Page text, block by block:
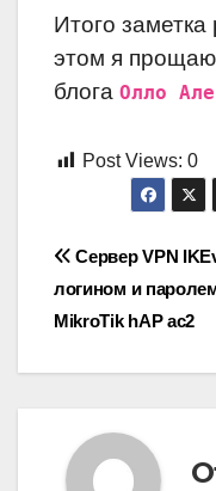
Итого
этом я
блога Олло
Post Views: 0
по
записям
Сервер VPN
логином и
MikroTik hAP ac2